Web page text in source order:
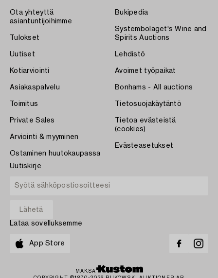
Ota yhteyttä
asiantuntijoihimme
Tulokset
Uutiset
Kotiarviointi
Asiakaspalvelu
Toimitus
Private Sales
Arviointi & myyminen
Ostaminen huutokaupassa
Bukipedia
Systembolaget's Wine and
Spirits Auctions
Lehdistö
Avoimet työpaikat
Bonhams - All auctions
Tietosuojakäytäntö
Tietoa evästeistä
(cookies)
Evästeasetukset
Uutiskirje
Lataa sovelluksemme
App Store
MAKSA